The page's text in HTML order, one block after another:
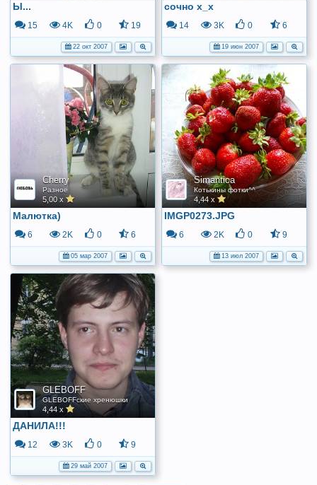
Ы...
15 4K 0 19
22 окт 2007
сочно х_х
14 3K 0 6
19 июн 2007
Cherry
Разное
5,00 x
Малютка)
6 2K 0 6
05 мар 2007
Simantica
Котькины фотки^^
4,44 x
IMGP0273.JPG
6 2K 0 9
13 июл 2007
GLEBOFF
GLEBOFFские хренюшки
4,44 x
ДАНИЛА!!!
12 3K 0 9
29 май 2007